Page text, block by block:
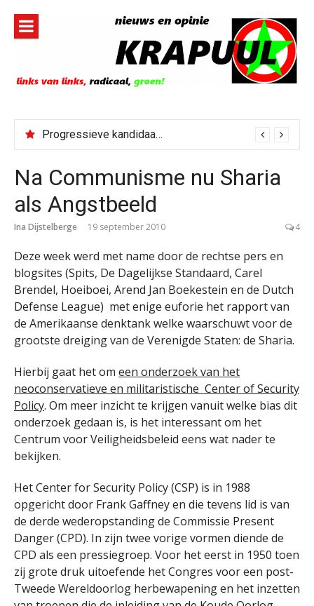
inhoud
Bestorming Ceuta gevolg van op sociale media verspreide hoax?
Na Communisme nu Sharia
als Angstbeeld
Ina Dijstelberge 19 september 2010 4
Deze week werd met name door de rechtse pers en
blogsites (Spits, De Dagelijkse Standaard, Carel
Brendel, Hoeiboei, Arend Jan Boekestein en de Dutch
Defense League) met enige euforie het rapport van
de Amerikaanse denktank welke waarschuwt voor de
grootste dreiging van de Verenigde Staten: de Sharia.
Hierbij gaat het om een onderzoek van het
neoconservatieve en militaristische Center of Security
Policy. Om meer inzicht te krijgen vanuit welke bias dit
onderzoek gedaan is, is het interessant om het
Centrum voor Veiligheidsbeleid eens wat nader te
bekijken.
Het Center for Security Policy (CSP) is in 1988
opgericht door Frank Gaffney en die tevens lid is van
de derde wederopstanding de Commissie Present
Danger (CPD). In zijn twee vorige vormen diende de
CPD als een pressiegroep. Voor het eerst in 1950 toen
zij grote druk uitoefende het Congres voor een post-
Tweede Wereldoorlog herbewapening en het inzetten